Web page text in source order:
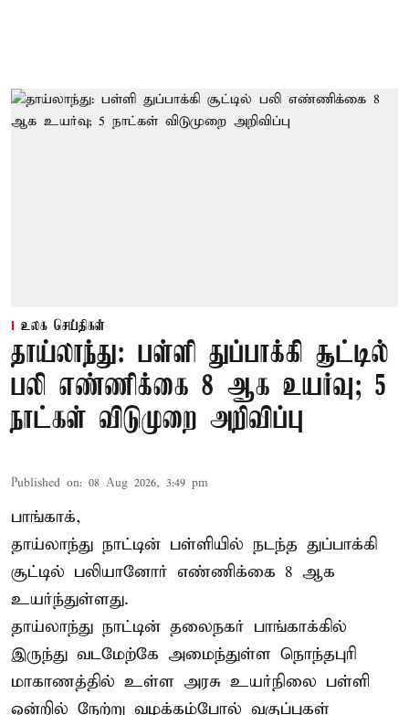
உலக செய்திகள்
தாய்லாந்து: பள்ளி துப்பாக்கி சூட்டில்
பலி எண்ணிக்கை 8 ஆக உயர்வு; 5
நாட்கள் விடுமுறை அறிவிப்பு
Published on: 08 Aug 2026, 3:49 pm
பாங்காக்,
தாய்லாந்து நாட்டின் பள்ளியில் நடந்த துப்பாக்கி
சூட்டில் பலியானோர் எண்ணிக்கை 8 ஆக
உயர்ந்துள்ளது.
தாய்லாந்து நாட்டின் தலைநகர் பாங்காக்கில்
இருந்து வடமேற்கே அமைந்துள்ள நொந்தபுரி
மாகாணத்தில் உள்ள அரசு உயர்நிலை பள்ளி
ஒன்றில் நேற்று வழக்கம்போல் வகுப்புகள்